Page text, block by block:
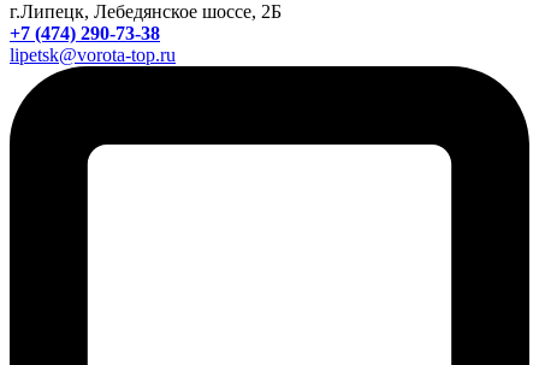
г.Липецк, Лебедянское шоссе, 2Б
+7 (474) 290-73-38
lipetsk@vorota-top.ru